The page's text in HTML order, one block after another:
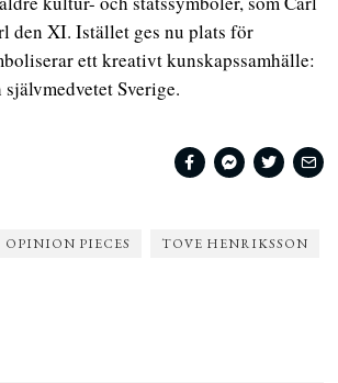
den XI. Istället ges nu plats för
ett kreativt kunskapssamhälle:
Sverige.
OPINION PIECES TOVE HENRIKSSON